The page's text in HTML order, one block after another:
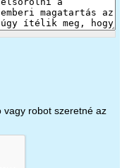
vagy robot szeretné az